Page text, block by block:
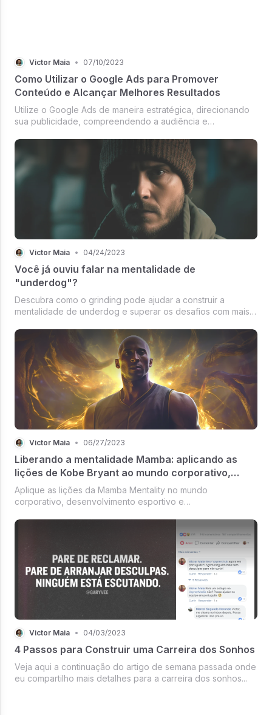
Victor Maia • 07/10/2023
Como Utilizar o Google Ads para Promover
Conteúdo e Alcançar Melhores Resultados
Utilize o Google Ads de maneira estratégica, direcionando
sua publicidade, compreendendo a audiência e
resultados no marketing online.
Victor Maia • 04/24/2023
Você já ouviu falar na mentalidade de
"underdog"?
Descubra como o grinding pode ajudar a construir a
mentalidade de underdog e superar os desafios com mais
aplicar o grinding em sua vida diária.
Victor Maia • 06/27/2023
Liberando a mentalidade Mamba: aplicando as
lições de Kobe Bryant ao mundo corporativo,
desenvolvimento esportivo, empreendimentos
criativos e empreendedorismo
Aplique as lições da Mamba Mentality no mundo
corporativo, desenvolvimento esportivo e
Victor Maia • 04/03/2023
4 Passos para Construir uma Carreira dos Sonhos
Veja aqui a continuação do artigo de semana passada onde
eu compartilho mais detalhes para a carreira dos sonhos...